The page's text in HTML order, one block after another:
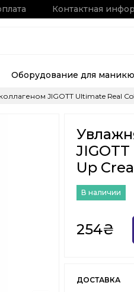
Контактная
Оборудование для
JIGOTT Ultimate Real
Up
В наличии
254₴
ДОСТАВКА